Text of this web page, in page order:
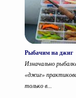
Рыбачим на джиг
Изначально
«джиг»
только в...